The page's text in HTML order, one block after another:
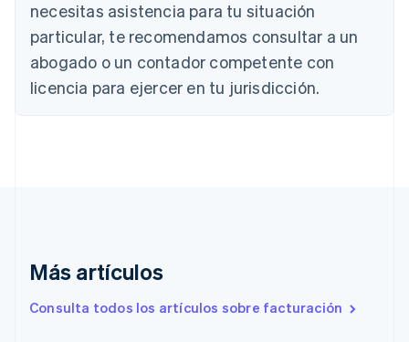
necesitas asistencia para tu situación
particular, te recomendamos consultar a un
abogado o un contador competente con
licencia para ejercer en tu jurisdicción.
Más artículos
Consulta todos los artículos sobre facturación
English
Canadá
China continental
简体中文English
English
English Italiano